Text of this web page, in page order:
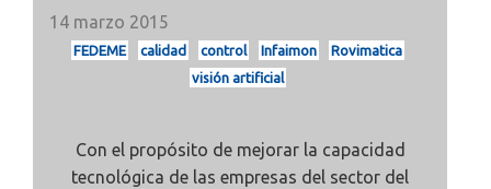
14 marzo 2015
FEDEME calidad control Infaimon
Rovimatica
visión artificial
Con el propósito de mejorar la capacidad
tecnológica de las empresas del sector del